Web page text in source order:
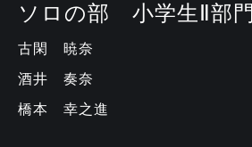
ソロの部 小学生Ⅱ部門
古閑 暁奈
酒井 奏奈
橋本 幸之進